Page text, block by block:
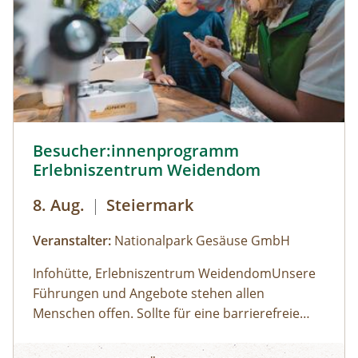
Besucher:innenprogramm
Erlebniszentrum Weidendom
8. Aug. | Steiermark
Veranstalter: Nationalpark Gesäuse GmbH
Infohütte, Erlebniszentrum WeidendomUnsere
Führungen und Angebote stehen allen
Menschen offen. Sollte für eine barrierefreie
Unterstützung erforderlich sein, wird um
frei betretbar, betreutes Besucherprogramm zu
Besucher:innenprogramm Erlebniszentrum Weidendom